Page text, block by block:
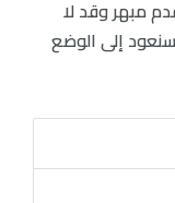
مبهر وقد لا
إلى الوضع